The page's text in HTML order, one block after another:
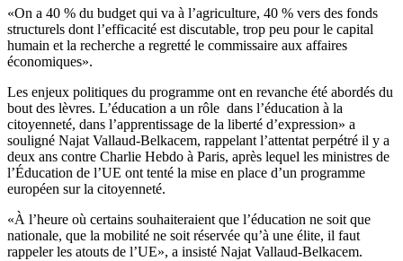
«On a 40 % du budget qui va à l’agriculture, 40 % vers des fonds
structurels dont l’efficacité est discutable, trop peu pour le capital
humain et la recherche a regretté le commissaire aux affaires
économiques».
Les enjeux politiques du programme ont en revanche été abordés du
bout des lèvres. L’éducation a un rôle dans l’éducation à la
citoyenneté, dans l’apprentissage de la liberté d’expression» a
souligné Najat Vallaud-Belkacem, rappelant l’attentat perpétré il y a
deux ans contre Charlie Hebdo à Paris, après lequel les ministres de
l’Éducation de l’UE ont tenté la mise en place d’un programme
européen sur la citoyenneté.
«À l’heure où certains souhaiteraient que l’éducation ne soit que
nationale, que la mobilité ne soit réservée qu’à une élite, il faut
rappeler les atouts de l’UE», a insisté Najat Vallaud-Belkacem.